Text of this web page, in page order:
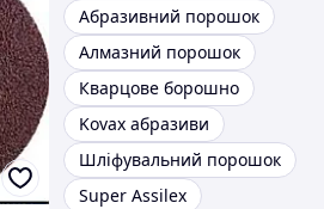
Абразивний порошок
Алмазний порошок
Кварцове борошно
Kovax абразиви
Шліфувальний порошок
Super Assilex